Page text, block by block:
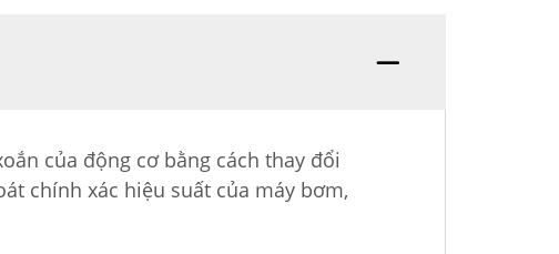
của động cơ bằng cách thay đổi
chính xác hiệu suất của máy bơm,